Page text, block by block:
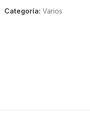
Categoría: Varios